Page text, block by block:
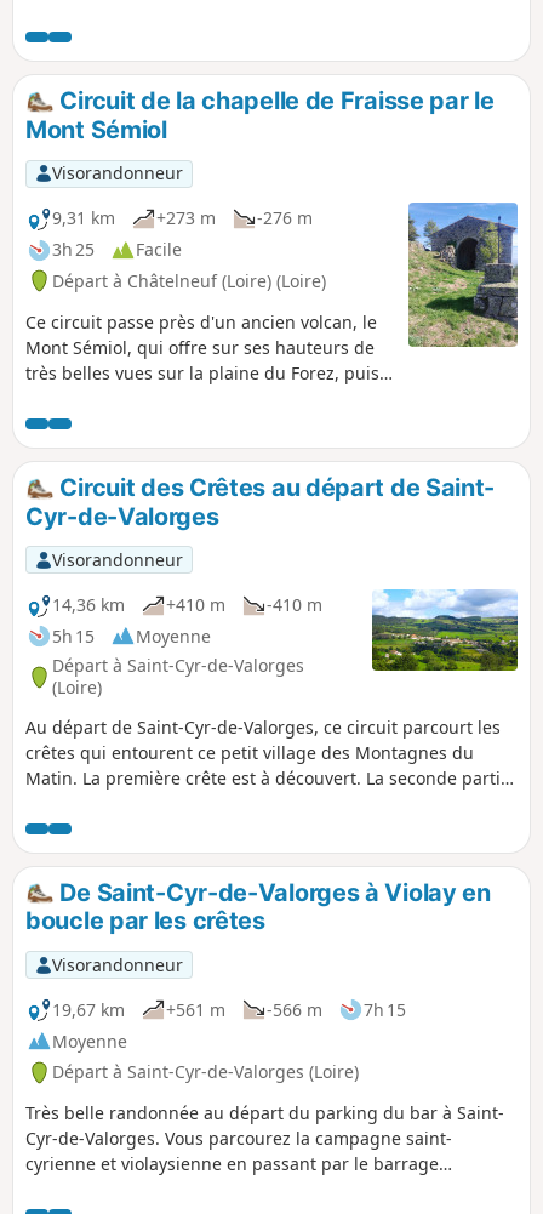
des routes fréquentées.
Circuit de la chapelle de Fraisse par le
Mont Sémiol
Visorandonneur
9,31 km
+273 m
-276 m
3h 25
Facile
Départ à Châtelneuf (Loire) (Loire)
Ce circuit passe près d'un ancien volcan, le
Mont Sémiol, qui offre sur ses hauteurs de
très belles vues sur la plaine du Forez, puis
1012 m d'altitude.
Circuit des Crêtes au départ de Saint-
Cyr-de-Valorges
Visorandonneur
14,36 km
+410 m
-410 m
5h 15
Moyenne
Départ à Saint-Cyr-de-Valorges
(Loire)
Au départ de Saint-Cyr-de-Valorges, ce circuit parcourt les
crêtes qui entourent ce petit village des Montagnes du
Matin. La première crête est à découvert. La seconde partie,
Saint-Cyr, plutôt un étang, est idéal pour une pause
ombragée. Le retour offre de beaux points de vue dégagés
sur la plaine et les Monts du Forez.
De Saint-Cyr-de-Valorges à Violay en
boucle par les crêtes
Visorandonneur
19,67 km
+561 m -566 m
7h 15
Moyenne
Départ à Saint-Cyr-de-Valorges (Loire)
Très belle randonnée au départ du parking du bar à Saint-
Cyr-de-Valorges. Vous parcourez la campagne saint-
cyrienne et violaysienne en passant par le barrage